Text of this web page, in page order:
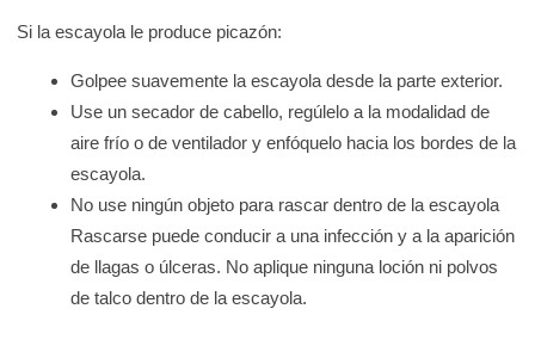
Si la escayola le produce picazón:
Golpee suavemente la escayola desde la parte exterior.
Use un secador de cabello, regúlelo a la modalidad de
aire frío o de ventilador y enfóquelo hacia los bordes de la
escayola.
No use ningún objeto para rascar dentro de la escayola
Rascarse puede conducir a una infección y a la aparición
de llagas o úlceras. No aplique ninguna loción ni polvos
de talco dentro de la escayola.